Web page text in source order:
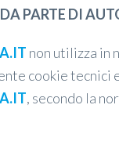
PARTE DI
non utilizza in
cookie tecnici
, secondo la